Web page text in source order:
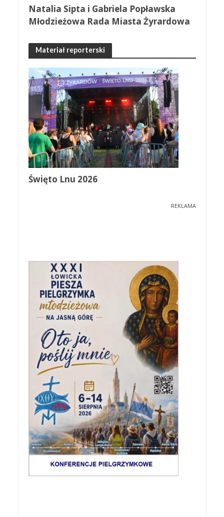
Natalia Sipta i Gabriela Popławska
Młodzieżowa Rada Miasta Żyrardowa
Materiał reporterski
Święto Lnu 2026
REKLAMA